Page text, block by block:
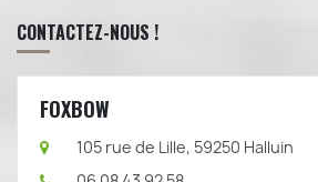
CONTACTEZ-NOUS !
FOXBOW
105 rue de Lille, 59250 Halluin